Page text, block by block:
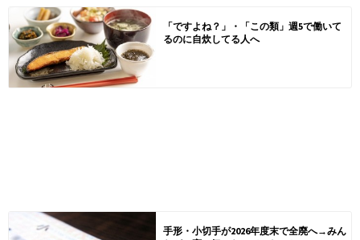
「ですよね？」・「この類」週5で働いて
るのに自炊してる人へ
手形・小切手が2026年度末で全廃へ→みん